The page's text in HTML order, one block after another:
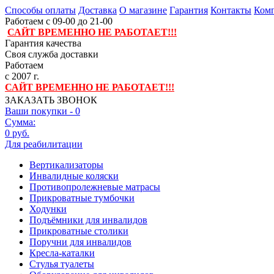
Способы оплаты Доставка О магазине Гарантия Контакты
Работаем с 09-00 до 21-00
САЙТ ВРЕМЕННО НЕ РАБОТАЕТ!!!
Гарантия качества
Своя служба доставки
Работаем
с 2007 г.
САЙТ ВРЕМЕННО НЕ РАБОТАЕТ!!!
ЗАКАЗАТЬ ЗВОНОК
Ваши покупки - 0
Сумма:
0 руб.
Для реабилитации
Вертикализаторы
Инвалидные коляски
Противопролежневые матрасы
Прикроватные тумбочки
Ходунки
Подъёмники для инвалидов
Прикроватные столики
Поручни для инвалидов
Кресла-каталки
Стулья туалеты